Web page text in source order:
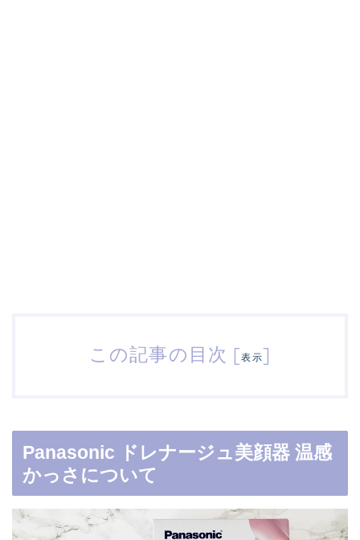
この記事の目次 [表示]
Panasonic ドレナージュ美顔器 温感
かっさについて